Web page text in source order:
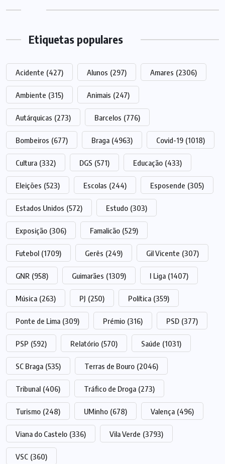
Etiquetas populares
Acidente (427) Alunos (297) Amares (2306)
Ambiente (315) Animais (247)
Autárquicas (273) Barcelos (776)
Bombeiros (677) Braga (4963) Covid-19 (1018)
Cultura (332) DGS (571) Educação (433)
Eleições (523) Escolas (244) Esposende (305)
Estados Unidos (572) Estudo (303)
Exposição (306) Famalicão (529)
Futebol (1709) Gerês (249) Gil Vicente (307)
GNR (958) Guimarães (1309) I Liga (1407)
Música (263) PJ (250) Política (359)
Ponte de Lima (309) Prémio (316) PSD (377)
PSP (592) Relatório (570) Saúde (1031)
SC Braga (535) Terras de Bouro (2046)
Tribunal (406) Tráfico de Droga (273)
Turismo (248) UMinho (678) Valença (496)
Viana do Castelo (336) Vila Verde (3793)
VSC (360)